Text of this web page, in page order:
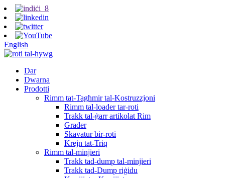
English
Dar
Dwarna
Prodotti
Rimm tat-Tagħmir tal-Kostruzzjoni
Rimm tal-loader tar-roti
Trakk tal-ġarr artikolat Rim
Grader
Skavatur bir-roti
Krejn tat-Triq
Rimm tal-minjieri
Trakk tad-dump tal-minjieri
Trakk tad-Dump riġidu